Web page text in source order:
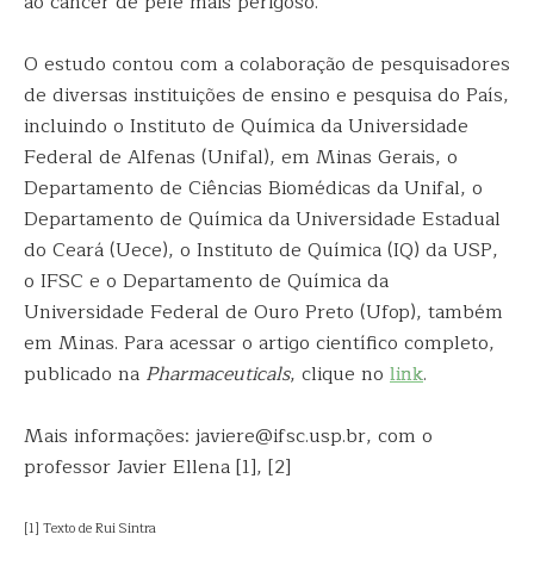
O estudo contou com a colaboração de pesquisadores
de diversas instituições de ensino e pesquisa do País,
incluindo o Instituto de Química da Universidade
Federal de Alfenas (Unifal), em Minas Gerais, o
Departamento de Ciências Biomédicas da Unifal, o
Departamento de Química da Universidade Estadual
do Ceará (Uece), o Instituto de Química (IQ) da USP,
o IFSC e o Departamento de Química da
Universidade Federal de Ouro Preto (Ufop), também
em Minas. Para acessar o artigo científico completo,
publicado na Pharmaceuticals, clique no link.
Mais informações: javiere@ifsc.usp.br, com o
professor Javier Ellena [1], [2]
[1] Texto de Rui Sintra